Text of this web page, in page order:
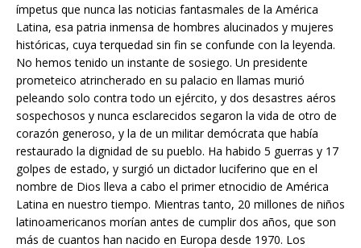
ímpetus que nunca las noticias fantasmales de la América
Latina, esa patria inmensa de hombres alucinados y mujeres
históricas, cuya terquedad sin fin se confunde con la leyenda.
No hemos tenido un instante de sosiego. Un presidente
prometeico atrincherado en su palacio en llamas murió
peleando solo contra todo un ejército, y dos desastres aéros
sospechosos y nunca esclarecidos segaron la vida de otro de
corazón generoso, y la de un militar demócrata que había
restaurado la dignidad de su pueblo. Ha habido 5 guerras y 17
golpes de estado, y surgió un dictador luciferino que en el
nombre de Dios lleva a cabo el primer etnocidio de América
Latina en nuestro tiempo. Mientras tanto, 20 millones de niños
latinoamericanos morían antes de cumplir dos años, que son
más de cuantos han nacido en Europa desde 1970. Los